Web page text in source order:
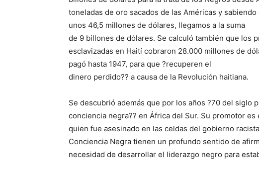
toneladas de oro sacados de las Américas y
unos 46,5 millones de dólares, llegamos a la suma
de 9 billones de dólares. Se calculó también que los
esclavizadas en Haití cobraron 28.000 millones de
pagó hasta 1947, para que ?recuperen el
dinero perdido?? a causa de la Revolución haitiana.
Se descubrió además que por los años ?70 del siglo
conciencia negra?? en África del Sur. Su promotor
quien fue asesinado en las celdas del gobierno
Conciencia Negra tienen un profundo sentido de
necesidad de desarrollar el liderazgo negro para